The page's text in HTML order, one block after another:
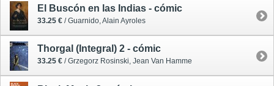
El Buscón en las Indias - cómic
33.25 € / Guarnido, Alain Ayroles
Thorgal (Integral) 2 - cómic
33.25 € / Grzegorz Rosinski, Jean Van Hamme